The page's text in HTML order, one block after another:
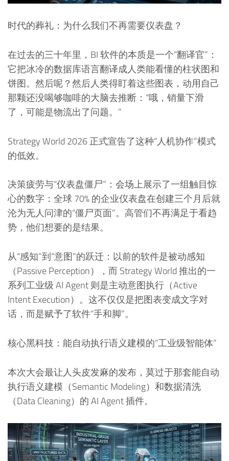
时代的葬礼：为什么我们不再需要仪表盘？
在过去的三十年里，BI 软件的本质是一个“翻译官”：
它把冰冷的数据库语言翻译成人类能看懂的柱状图和
饼图。然后呢？然后人类得盯着这些图表，动用自己
那颗还没喝够咖啡的大脑去推断：“哦，销量下滑
了，可能是物流出了问题。”
Strategy World 2026 正式宣告了这种“人机协作”模式
的低效。
决策疲劳与“仪表盘僵尸”：会场上展示了一组触目惊
心的数字：全球 70% 的企业仪表盘在创建三个月后就
沦为无人问津的“僵尸页面”。高管们不再满足于看趋
势，他们想要的是结果。
从“感知”到“意图”的跃迁：以前的软件是被动感知
（Passive Perception），而 Strategy World 推出的一
系列工业级 AI Agent 则是主动意图执行（Active
Intent Execution）。这不仅仅是把图表变成文字对
话，而是赋予了软件“手和脚”。
核心黑科技：能自动执行语义建模的“工业级智能体”
本次大会最让人头皮发麻的发布，莫过于那套能自动
执行语义建模（Semantic Modeling）和数据清洗
（Data Cleaning）的 AI Agent 插件。